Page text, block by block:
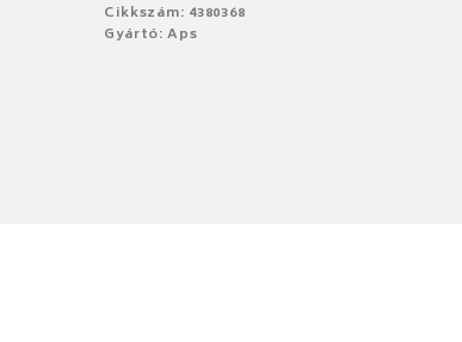
Cikkszám: 4380368
Gyártó: Aps